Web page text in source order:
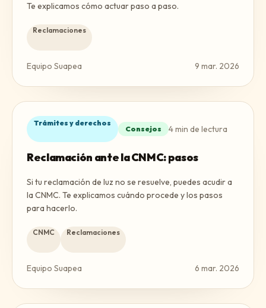
Te explicamos cómo actuar paso a paso.
Reclamaciones
Equipo Suapea 9 mar. 2026
Trámites y derechos
Consejos 4min de lectura
Reclamación ante la CNMC: pasos
Si tu reclamación de luz no se resuelve, puedes acudir a
la CNMC. Te explicamos cuándo procede y los pasos
para hacerlo.
CNMC Reclamaciones
Equipo Suapea 6 mar. 2026